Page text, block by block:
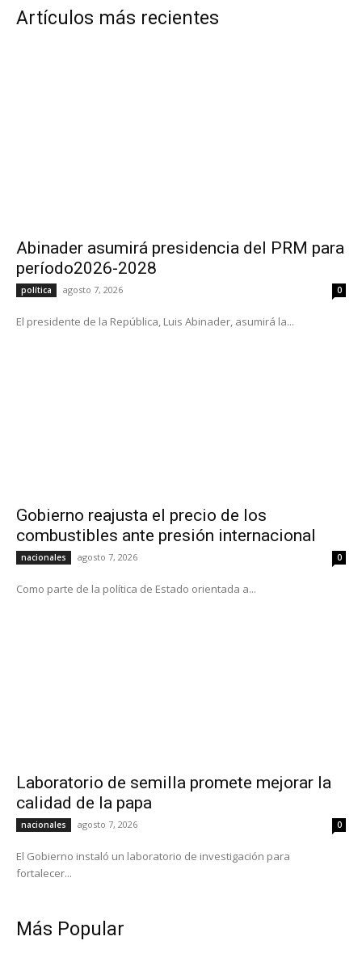
Artículos más recientes
Abinader asumirá presidencia del PRM para
período2026-2028
política agosto 7, 2026 0
El presidente de la República, Luis Abinader, asumirá la...
Gobierno reajusta el precio de los
combustibles ante presión internacional
nacionales agosto 7, 2026 0
Como parte de la política de Estado orientada a...
Laboratorio de semilla promete mejorar la
calidad de la papa
nacionales agosto 7, 2026 0
El Gobierno instaló un laboratorio de investigación para
fortalecer...
Más Popular